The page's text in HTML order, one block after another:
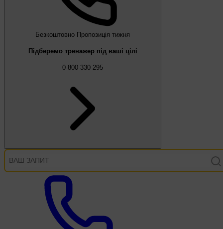
Безкоштовно Пропозиція тижня
Підберемо тренажер під ваші цілі
0 800 330 295